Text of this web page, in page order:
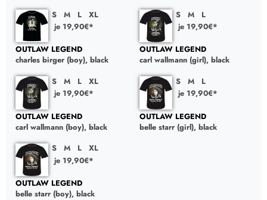
S
M L
XL
je 19,90€*
OUTLAW LEGEND
charles birger (boy), black
S M
L
je 19,90€*
OUTLAW LEGEND
carl wallmann (girl), black
S
M L
XL
je 19,90€*
OUTLAW LEGEND
carl wallmann (boy), black
S M
L
je 19,90€*
OUTLAW LEGEND
belle starr (girl), black
S
M L
XL
je 19,90€*
OUTLAW LEGEND
belle starr (boy), black